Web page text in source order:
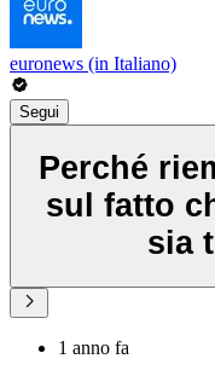
euronews (in Italiano)
Segui
Perché
sul fatto
sia
1 anno fa